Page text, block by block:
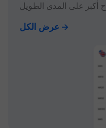
عرض الكل